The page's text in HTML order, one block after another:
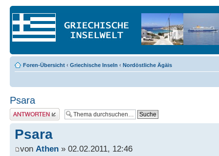
Foren-Übersicht ‹ Griechische Inseln ‹ Nordöstliche Ägäis
Psara
Antwort erstellen
Psara
von Athen » 02.02.2011, 12:46